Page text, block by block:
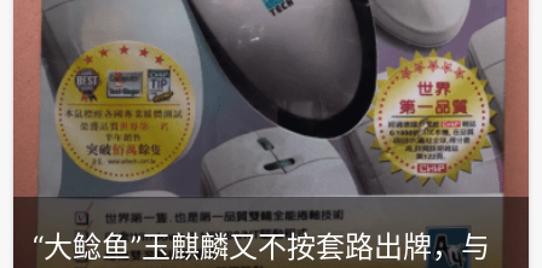
“大鲶鱼”玉麒麟又不按套路出牌，与